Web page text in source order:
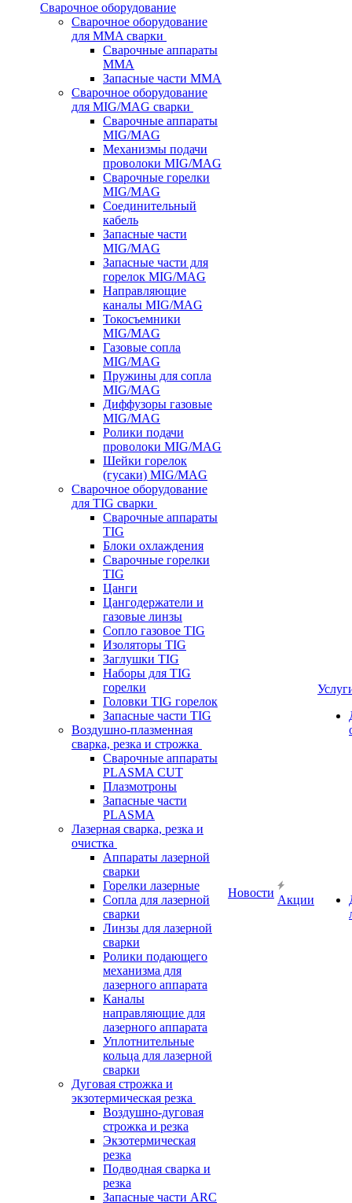
Сварочное оборудование
Сварочное оборудование
для MMA сварки
Сварочные аппараты
MMA
Запасные части MMA
Сварочное оборудование
для MIG/MAG сварки
Сварочные аппараты
MIG/MAG
Механизмы подачи
проволоки MIG/MAG
Сварочные горелки
MIG/MAG
Соединительный
кабель
Запасные части
MIG/MAG
Запасные части для
горелок MIG/MAG
Направляющие
каналы MIG/MAG
Токосъемники
MIG/MAG
Газовые сопла
MIG/MAG
Пружины для сопла
MIG/MAG
Диффузоры газовые
MIG/MAG
Ролики подачи
проволоки MIG/MAG
Шейки горелок
(гусаки) MIG/MAG
Сварочное оборудование
для TIG сварки
Сварочные аппараты
TIG
Блоки охлаждения
Сварочные горелки
TIG
Цанги
Цангодержатели и
газовые линзы
Сопло газовое TIG
Изоляторы TIG
Заглушки TIG
Наборы для TIG
горелки
Головки TIG горелок
Запасные части TIG
Воздушно-плазменная
сварка, резка и строжка
Сварочные аппараты
PLASMA CUT
Плазмотроны
Запасные части
PLASMA
Лазерная сварка, резка и
очистка
Аппараты лазерной
сварки
Горелки лазерные
Сопла для лазерной
сварки
Линзы для лазерной
сварки
Ролики подающего
механизма для
лазерного аппарата
Каналы
направляющие для
лазерного аппарата
Уплотнительные
кольца для лазерной
сварки
Дуговая строжка и
экзотермическая резка
Воздушно-дуговая
строжка и резка
Экзотермическая
резка
Подводная сварка и
резка
Запасные части ARC
Новости
Акции